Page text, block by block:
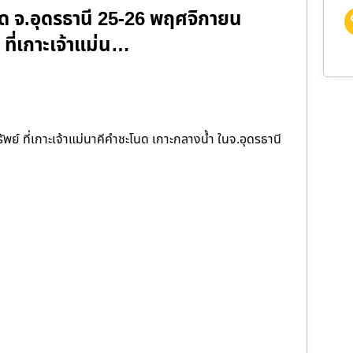
จ.อุดรธานี 25-26 พฤศจิกายน
เกาะเจ้าแม่น…
เกาะเจ้าแม่นาคีคำชะโนด เกาะกลางน้ำ ในจ.อุดรธานี